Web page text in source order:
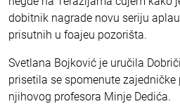
dobitnik nagrade novu seriju
prisutnih u foajeu pozorišta.
Svetlana Bojković je uručila
prisetila se spomenute zajedničke
njihovog profesora Minje Dedića.